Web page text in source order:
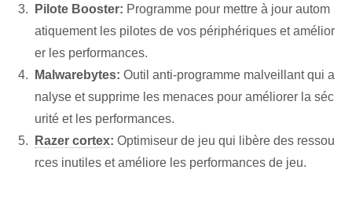
Pilote Booster: Programme pour mettre à jour autom
atiquement les pilotes de vos périphériques et amélior
er les performances.
Malwarebytes: Outil anti-programme malveillant qui a
nalyse et supprime les menaces pour améliorer la séc
urité et les performances.
Razer cortex: Optimiseur de jeu qui libère des ressou
rces inutiles et améliore les performances de jeu.